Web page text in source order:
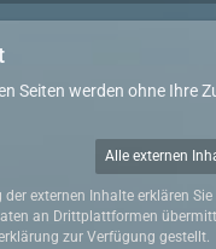
Seiten werden ohne Ihre
Alle externen
der externen Inhalte erklären
an Drittplattformen
zur Verfügung gestellt.